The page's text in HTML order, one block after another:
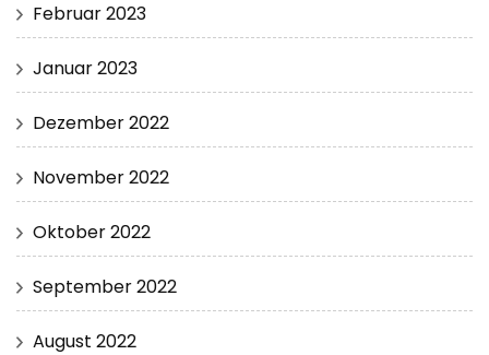
Februar 2023
Januar 2023
Dezember 2022
November 2022
Oktober 2022
September 2022
August 2022